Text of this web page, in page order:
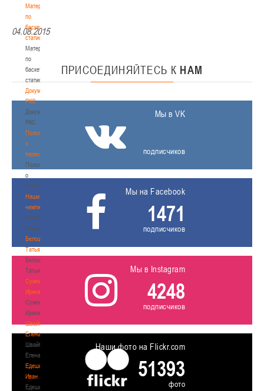
Материалы
по
баскетбольной
статистике
Материалы
по
баскетбольной
статистике
Документы
РКС
Документы
РКС
Положение
о
переходах
Положение
о
переходах
Наши
чемпионы
Наши
чемпионы
Белошапко
Татьяна
Белошапко
Татьяна
Сумникова
Ирина
Сумникова
Ирина
Швайбович
Елена
Швайбович
Елена
Едешко
Иван
Едешко
04.08.2015
ПРИСОЕДИНЯЙТЕСЬ К НАМ
Мы в VK
подписчиков
Мы на Facebook
1471
подписчиков
Мы в Instagram
4248
подписчиков
Наши фото на Flickr.com
51393
фото